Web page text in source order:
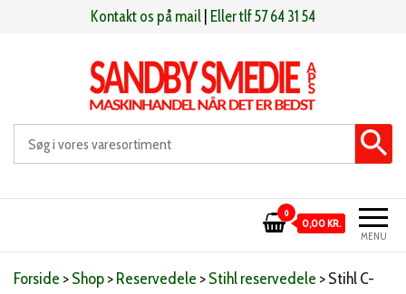
Kontakt os på mail Eller tlf 57 64 31 54
Sandby smeden Maskinhandel når det er bedst
MENU
0
0,00 KR.
Forside >Shop>Reservedele >Stihl reservedele >Stihl C-